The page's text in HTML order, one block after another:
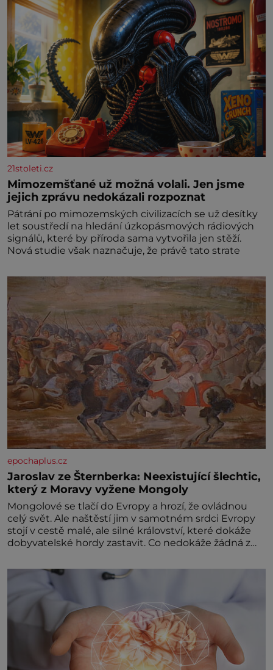
21stoleti.cz
Mimozemšťané už možná volali. Jen jsme
jejich zprávu nedokázali rozpoznat
Pátrání po mimozemských civilizacích se už desítky
let soustředí na hledání úzkopásmových rádiových
signálů, které by příroda sama vytvořila jen stěží.
Nová studie však naznačuje, že právě tato strate
epochaplus.cz
Jaroslav ze Šternberka: Neexistující šlechtic,
který z Moravy vyžene Mongoly
Mongolové se tlačí do Evropy a hrozí, že ovládnou
celý svět. Ale naštěstí jim v samotném srdci Evropy
stojí v cestě malé, ale silné království, které dokáže
dobyvatelské hordy zastavit. Co nedokáže žádná z
král. Nebo že by ne? Mongolové od roku 1223
postupují podél Kaspického a Azovského moře,